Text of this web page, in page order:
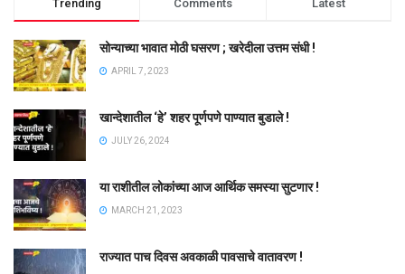
Trending Comments Latest
सोन्याच्या भावात मोठी घसरण ; खरेदीला उत्तम संधी !
APRIL 7, 2023
खान्देशातील ‘हे’ शहर पूर्णपणे पाण्यात बुडाले !
JULY 26, 2024
या राशीतील लोकांच्या आज आर्थिक समस्या सुटणार !
MARCH 21, 2023
राज्यात पाच दिवस अवकाळी पावसाचे वातावरण !